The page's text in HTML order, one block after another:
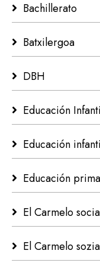
Bachillerato
Batxilergoa
DBH
Educación
Educación
Educación
El Carmelo
El Carmelo